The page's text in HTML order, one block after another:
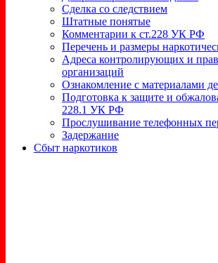
Сделка со следствием
Штатные понятые
Комментарии к ст.228 УК РФ
Перечень и размеры
Адреса контролирующих и
организаций
Ознакомление с материалами
Подготовка к защите и
228.1 УК РФ
Прослушивание телефонных
Задержание
Сбыт наркотиков